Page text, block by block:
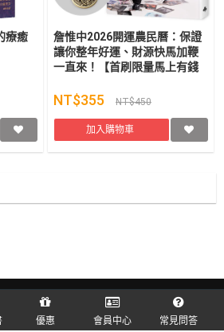
療癒
詹惟中2026開運農民曆：保證
讓你整年好運、財源快馬加鞭
一直來！【首刷限量馬上有錢
NT$355 NT$450
加入購物車
優惠 會員中心 常見問答
訪客訂單查詢